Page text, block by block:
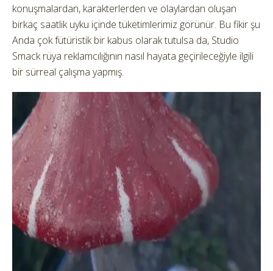
konuşmalardan, karakterlerden ve olaylardan oluşan
birkaç saatlik uyku içinde tüketimlerimiz görünür. Bu fikir şu
Anda çok fütüristik bir kabus olarak tutulsa da, Studio
Smack rüya reklamcılığının nasıl hayata geçirileceğiyle ilgili
bir sürreal çalışma yapmış.